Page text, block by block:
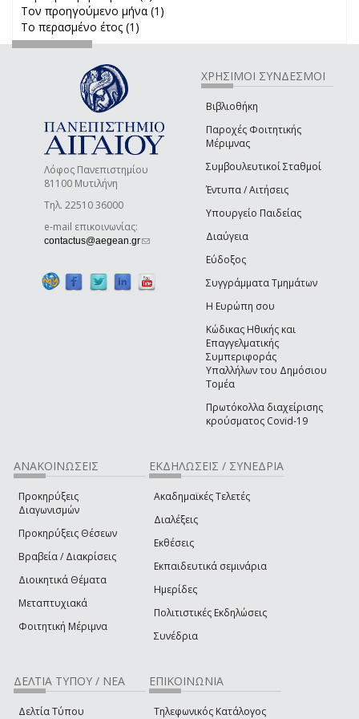
Τον προηγούμενο μήνα (1)
Το περασμένο έτος (1)
Λόφος Πανεπιστημίου
81100 Μυτιλήνη
Τηλ. 22510 36000
e-mail επικοινωνίας:
contactus@aegean.gr(link sends e-mail)
ΧΡΗΣΙΜΟΙ ΣΥΝΔΕΣΜΟΙ
Βιβλιοθήκη
Παροχές Φοιτητικής
Μέριμνας
Συμβουλευτικοί Σταθμοί
Έντυπα / Αιτήσεις
Υπουργείο Παιδείας
Διαύγεια
Εύδοξος
Συγγράμματα Τμημάτων
Η Ευρώπη σου
Κώδικας Ηθικής και
Επαγγελματικής
Συμπεριφοράς
Υπαλλήλων του Δημόσιου
Τομέα
Πρωτόκολλα διαχείρισης
κρούσματος Covid-19
ΑΝΑΚΟΙΝΩΣΕΙΣ
Προκηρύξεις
Διαγωνισμών
Προκηρύξεις Θέσεων
Βραβεία / Διακρίσεις
Διοικητικά Θέματα
Μεταπτυχιακά
Φοιτητική Μέριμνα
ΕΚΔΗΛΩΣΕΙΣ / ΣΥΝΕΔΡΙΑ
Ακαδημαϊκές Τελετές
Διαλέξεις
Εκθέσεις
Εκπαιδευτικά σεμινάρια
Ημερίδες
Πολιτιστικές Εκδηλώσεις
Συνέδρια
ΔΕΛΤΙΑ ΤΥΠΟΥ / ΝΕΑ
Δελτία Τύπου
ΕΠΙΚΟΙΝΩΝΙΑ
Τηλεφωνικός Κατάλογος